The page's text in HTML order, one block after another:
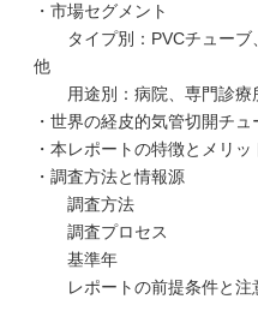
・市場セグメント
タイプ別：PVCチューブ
他
用途別：病院、専門診療
・世界の経皮的気管切開チュ
・本レポートの特徴とメリッ
・調査方法と情報源
調査方法
調査プロセス
基準年
レポートの前提条件と注